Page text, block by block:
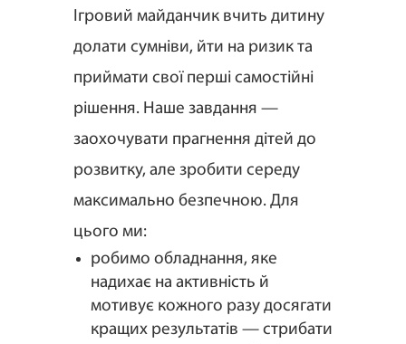
Ігровий майданчик вчить дитину
долати сумніви, йти на ризик та
приймати свої перші самостійні
рішення. Наше завдання —
заохочувати прагнення дітей до
розвитку, але зробити середу
максимально безпечною. Для
цього ми:
робимо обладнання, яке
надихає на активність й
мотивує кожного разу досягати
кращих результатів — стрибати